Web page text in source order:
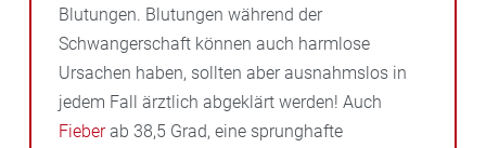
Blutungen. Blutungen während der
Schwangerschaft können auch harmlose
Ursachen haben, sollten aber ausnahmslos in
jedem Fall ärztlich abgeklärt werden! Auch
Fieberab 38,5 Grad, eine sprunghafte